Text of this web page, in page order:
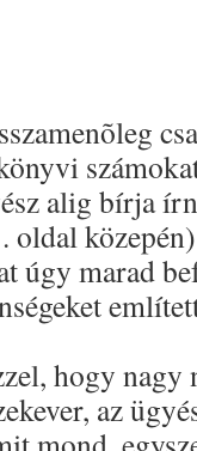
alig bírja
oldal
úgy marad
hogy nagy
az